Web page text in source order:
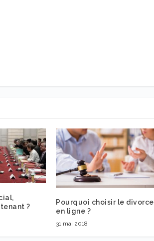
?
Pourquoi choisir le divorce
en ligne ?
31 mai 2018